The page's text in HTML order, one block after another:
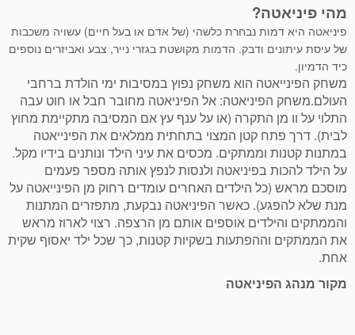
מהי פיניאטה?
פיניאטה היא דמות נבחרת כלשהי (של אדם או בעל חיים) עשויה משכבות
של עיסת עיתונים ודבק. הדמות מקושטת בגזרי נייר, צבע ואביזרים נוספים
כיד הדמיון.
משחק הפינייאטה הוא משחק נפוץ במסיבות ימי הולדת ברחבי
העולם.משחק הפיניאטה: אל הפיניאטה מחובר חבל או חוט עבה
התלוי על וו מן התקרה (או על ענף עץ אם המסיבה מתקיימת מחוץ
לבית). דרך פתח קטן המצוי בתחתית ממלאים את הפינייאטה
במתנות קטנות וממתקים. מכסים את עיני הילד ונותנים בידיו מקל.
על הילד להכות בפיניאטה ולנסות לנפץ אותה מספר פעמים
מוסכם מראש (כל הילדים האחרים עומדים רחוק מן הפינייאטה על
מנת שלא להפגע). כאשר הפיניאטה נבקעת, מתפזרים המתנות
והממתקים והילדים אוספים אותם מן הרצפה. רצוי לארוז מראש
את הממתקים וההפתעות בשקיות קטנות, כך שכל ילד יאסוף שקית
אחת.
מקור מנהג הפיניאטה